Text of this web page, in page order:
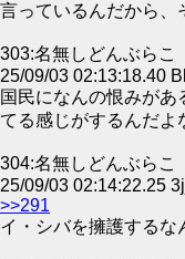
言っているんだから、
303:名無しどんぶらこ
25/09/03 02:13:18.40
国民になんの恨みがあ
てる感じがするんだよ
304:名無しどんぶらこ
25/09/03 02:14:22.25
>>291
イ・シバを擁護するな